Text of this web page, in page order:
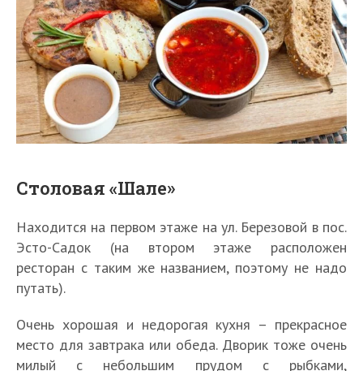
Столовая «Шале»
Находится на первом этаже на ул. Березовой в пос.
Эсто-Садок (на втором этаже расположен
ресторан с таким же названием, поэтому не надо
путать).
Очень хорошая и недорогая кухня – прекрасное
место для завтрака или обеда. Дворик тоже очень
милый с небольшим прудом с рыбками,